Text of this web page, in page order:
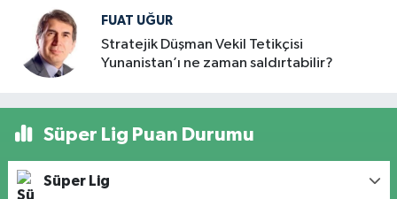
FUAT UĞUR
Stratejik Düşman Vekil Tetikçisi
Yunanistan’ı ne zaman saldırtabilir?
Süper Lig Puan Durumu
Süper Lig